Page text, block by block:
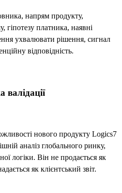
напрям продукту,
гіпотезу платника, наявні
ухвалювати рішення, сигнал
відповідність.
валідації
нового продукту Logics7
аналіз глобального ринку,
логіки. Він не продається як
як клієнтський звіт.